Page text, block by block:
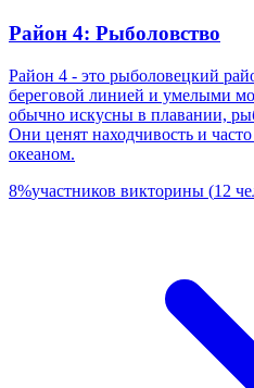
Район 4: Рыболовство
Район 4 - это рыболовецкий
береговой линией и умелыми
обычно искусны в плавании,
Они ценят находчивость и
океаном.
8%участников викторины (12